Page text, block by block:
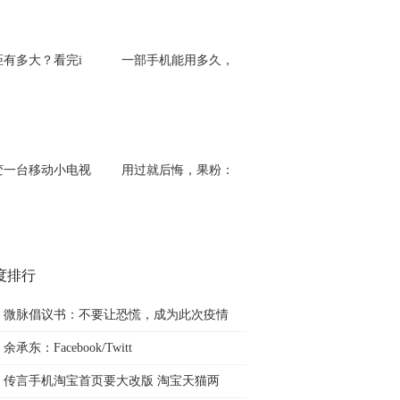
有多大？看完i 一部手机能用多久，
一台移动小电视 用过就后悔，果粉：
排行
微脉倡议书：不要让恐慌，成为此次疫情
余承东：Facebook/Twitt
传言手机淘宝首页要大改版 淘宝天猫两